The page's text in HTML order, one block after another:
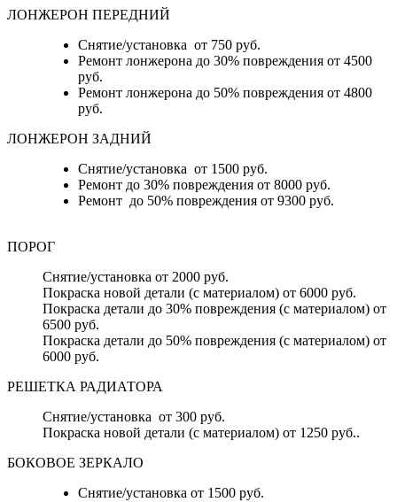
ЛОНЖЕРОН ПЕРЕДНИЙ
Снятие/установка от 750 руб.
Ремонт лонжерона до 30% повреждения от 4500
руб.
Ремонт лонжерона до 50% повреждения от 4800
руб.
ЛОНЖЕРОН ЗАДНИЙ
Снятие/установка от 1500 руб.
Ремонт до 30% повреждения от 8000 руб.
Ремонт до 50% повреждения от 9300 руб.
ПОРОГ
Снятие/установка от 2000 руб.
Покраска новой детали (с материалом) от 6000 руб.
Покраска детали до 30% повреждения (с материалом) от
6500 руб.
Покраска детали до 50% повреждения (с материалом) от
6000 руб.
РЕШЕТКА РАДИАТОРА
Снятие/установка от 300 руб.
Покраска новой детали (с материалом) от 1250 руб..
БОКОВОЕ ЗЕРКАЛО
Снятие/установка от 1500 руб.